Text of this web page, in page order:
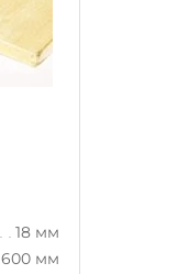
18 мм
600 мм